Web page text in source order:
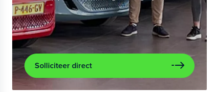
Solliciteer direct